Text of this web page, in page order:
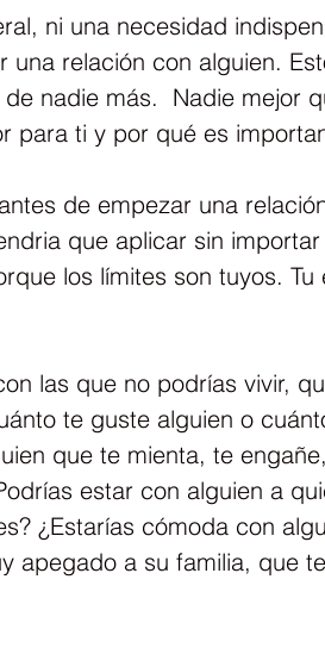
ni una necesidad
una relación con alguien.
nadie más.  Nadie mejor
para ti y por qué es
antes de empezar una
que aplicar sin
los límites son tuyos. Tu
las que no podrías vivir,
te guste alguien o
que te mienta, te
estar con alguien a
¿Estarías cómoda con
apegado a su familia, que